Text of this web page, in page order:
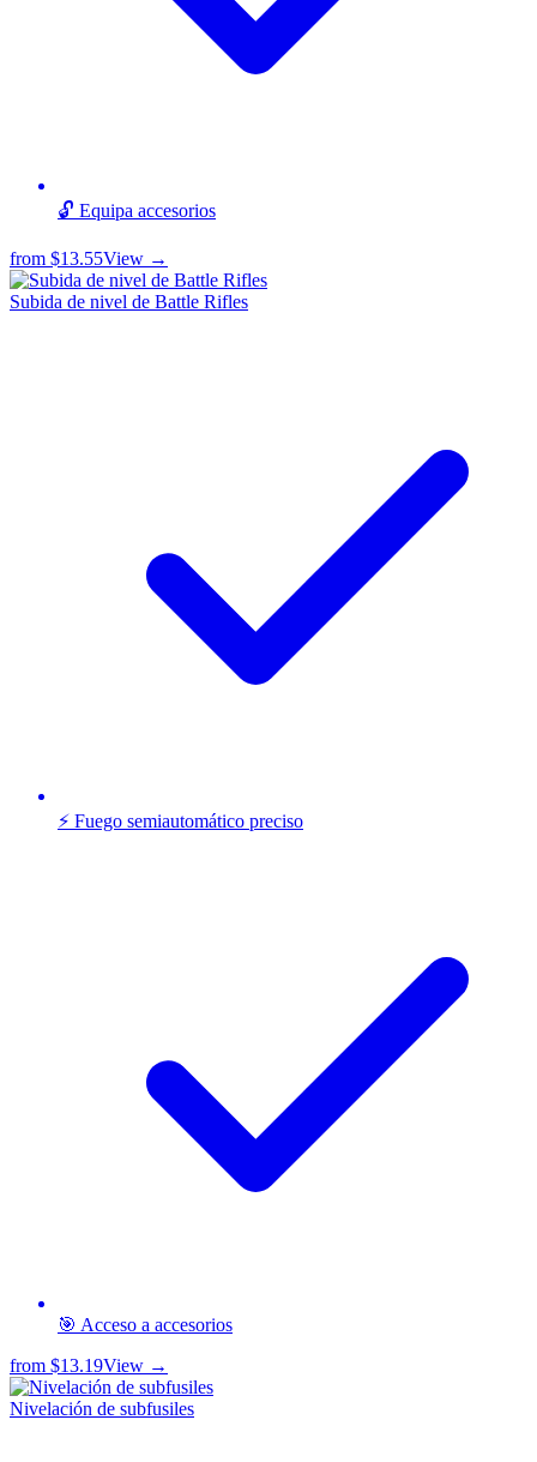
🔓 Equipa accesorios
from $13.55View →
Subida de nivel de Battle Rifles
⚡ Fuego semiautomático preciso
🎯 Acceso a accesorios
from $13.19View →
Nivelación de subfusiles